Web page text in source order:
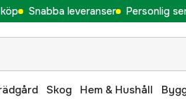
Snabba leveranser Personlig
Skog Hem & Hushåll